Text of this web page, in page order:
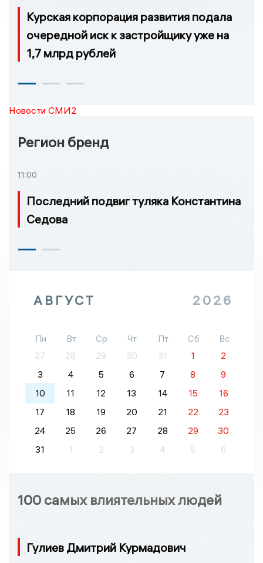
Курская корпорация развития подала
очередной иск к застройщику уже на
1,7 млрд рублей
Новости СМИ2
Регион бренд
11:00
Последний подвиг туляка Константина
Седова
АВГУСТ 2026
Пн Вт Ср Чт Пт Сб
Вс
27
28 29 30 31 1
2
3
4 5 6 7 8
9
10
11 12 13 14 15
16
17
18 19 20 21 22
23
24
25 26 27 28 29
30
31
1 2 3 4 5 6
100 самых влиятельных людей
Гулиев Дмитрий Курмадович